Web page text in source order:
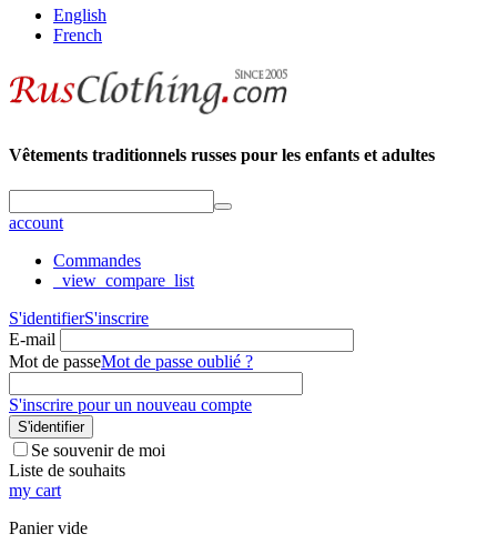
English
French
Vêtements traditionnels russes pour les enfants et adultes
account
Commandes
_view_compare_list
S'identifierS'inscrire
E-mail
Mot de passeMot de passe oublié ?
S'inscrire pour un nouveau compte
S'identifier
Se souvenir de moi
Liste de souhaits
my cart
Panier vide